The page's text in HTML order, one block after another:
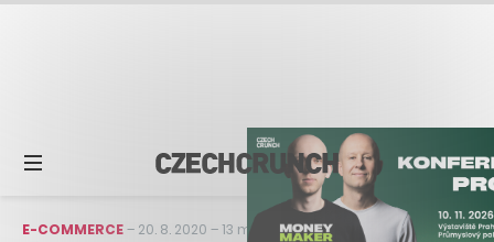
E-COMMERCE– 20. 8. 2020 –13 min čtení